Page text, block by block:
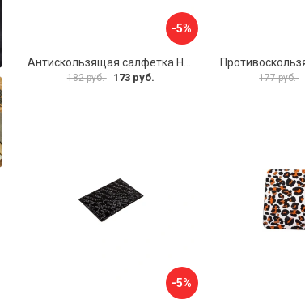
-5%
182 руб. 173 руб. 177 руб.
-5%